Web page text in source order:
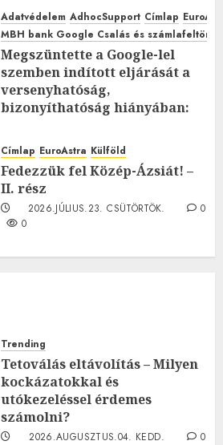
Adatvédelem AdhocSupport Címlap
MBH bank Google Csalás és
Megszüntette a Google-lel
szemben indított eljárását a
versenyhatóság,
bizonyíthatóság hiányában:
2026.JÚLIUS.23. CSÜTÖRTÖK.
0
Címlap EuroAstra Külföld
Fedezzük fel Közép-Ázsiát! –
II. rész
2026.JÚLIUS.23. CSÜTÖRTÖK.
0
0
Trending
Tetoválás eltávolítás – Milyen
kockázatokkal és
utókezeléssel érdemes
számolni?
2026.AUGUSZTUS.04. KEDD.
0